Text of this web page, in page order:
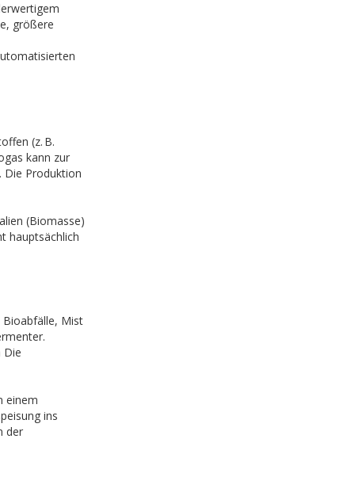
größere
(z. B.
kann zur
Die Produktion
(Biomasse)
hauptsächlich
Bioabfälle, Mist
Die
einem
ins
der